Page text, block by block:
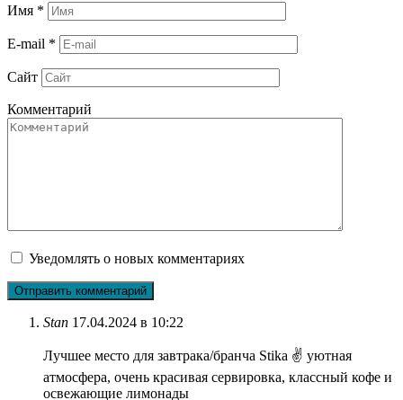
Имя *
E-mail *
Сайт
Комментарий
Уведомлять о новых комментариях
Stan 17.04.2024 в 10:22
Лучшее место для завтрака/бранча Stika ✌ уютная
атмосфера, очень красивая сервировка, классный кофе и
освежающие лимонады